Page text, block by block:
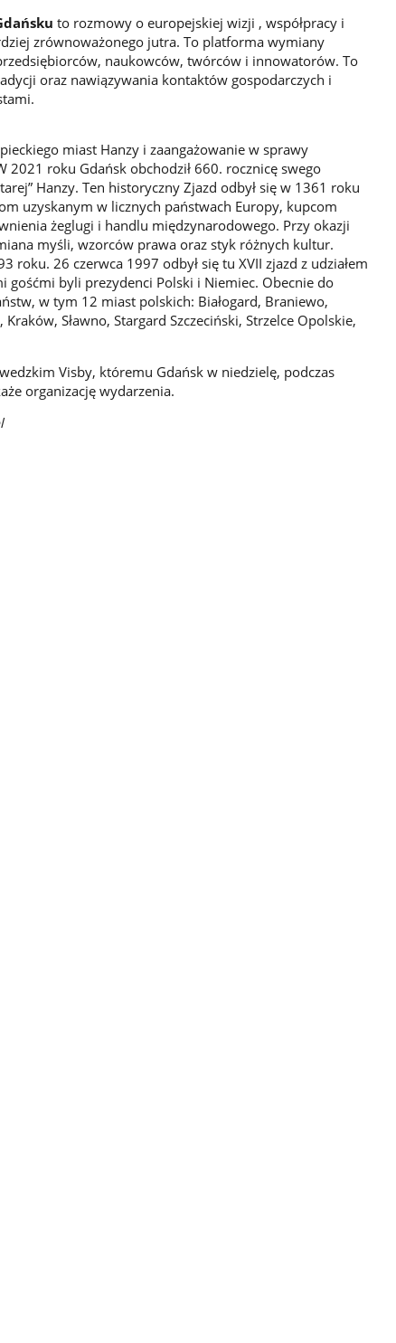
to rozmowy o europejskiej wizji , współpracy i
zrównoważonego jutra. To platforma wymiany
naukowców, twórców i innowatorów. To
oraz nawiązywania kontaktów gospodarczych i
miast Hanzy i zaangażowanie w sprawy
2021 roku Gdańsk obchodził 660. rocznicę swego
Hanzy. Ten historyczny Zjazd odbył się w 1361 roku
uzyskanym w licznych państwach Europy, kupcom
żeglugi i handlu międzynarodowego. Przy okazji
myśli, wzorców prawa oraz styk różnych kultur.
roku. 26 czerwca 1997 odbył się tu XVII zjazd z udziałem
byli prezydenci Polski i Niemiec. Obecnie do
w tym 12 miast polskich: Białogard, Braniewo,
Kraków, Sławno, Stargard Szczeciński, Strzelce Opolskie,
Visby, któremu Gdańsk w niedzielę, podczas
organizację wydarzenia.